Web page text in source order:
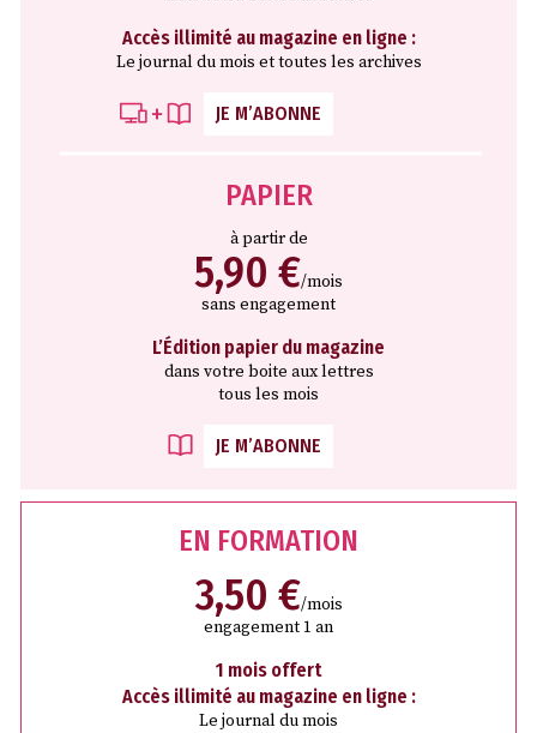
Accès illimité au magazine en ligne :
Le journal du mois et toutes les archives
JE M’ABONNE
PAPIER
à partir de
5,90 €/mois
sans engagement
L’Édition papier du magazine
dans votre boite aux lettres
tous les mois
JE M’ABONNE
EN FORMATION
3,50 €/mois
engagement 1 an
1 mois offert
Accès illimité au magazine en ligne :
Le journal du mois